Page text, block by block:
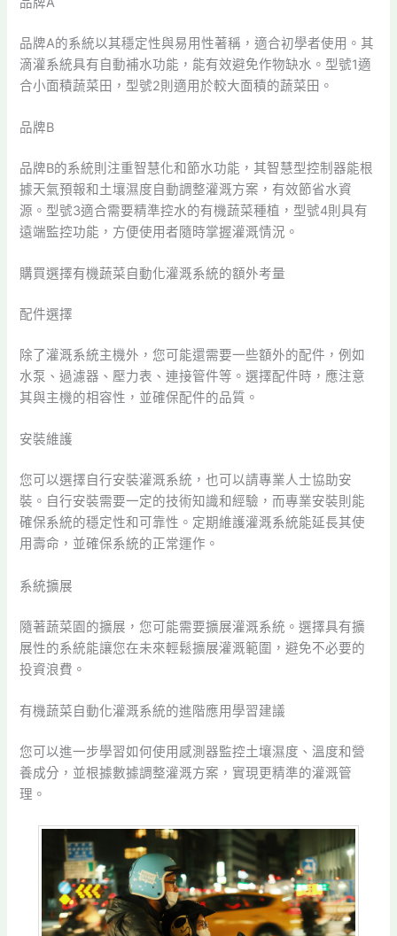
品牌A的系統以其穩定性與易用性著稱，適合初學者使用。其
滴灌系統具有自動補水功能，能有效避免作物缺水。型號1適
合小面積蔬菜田，型號2則適用於較大面積的蔬菜田。
品牌B
品牌B的系統則注重智慧化和節水功能，其智慧型控制器能根
據天氣預報和土壤濕度自動調整灌溉方案，有效節省水資
源。型號3適合需要精準控水的有機蔬菜種植，型號4則具有
遠端監控功能，方便使用者隨時掌握灌溉情況。
購買選擇有機蔬菜自動化灌溉系統的額外考量
配件選擇
除了灌溉系統主機外，您可能還需要一些額外的配件，例如
水泵、過濾器、壓力表、連接管件等。選擇配件時，應注意
其與主機的相容性，並確保配件的品質。
安裝維護
您可以選擇自行安裝灌溉系統，也可以請專業人士協助安
裝。自行安裝需要一定的技術知識和經驗，而專業安裝則能
確保系統的穩定性和可靠性。定期維護灌溉系統能延長其使
用壽命，並確保系統的正常運作。
系統擴展
隨著蔬菜園的擴展，您可能需要擴展灌溉系統。選擇具有擴
展性的系統能讓您在未來輕鬆擴展灌溉範圍，避免不必要的
投資浪費。
有機蔬菜自動化灌溉系統的進階應用學習建議
您可以進一步學習如何使用感測器監控土壤濕度、溫度和營
養成分，並根據數據調整灌溉方案，實現更精準的灌溉管
理。